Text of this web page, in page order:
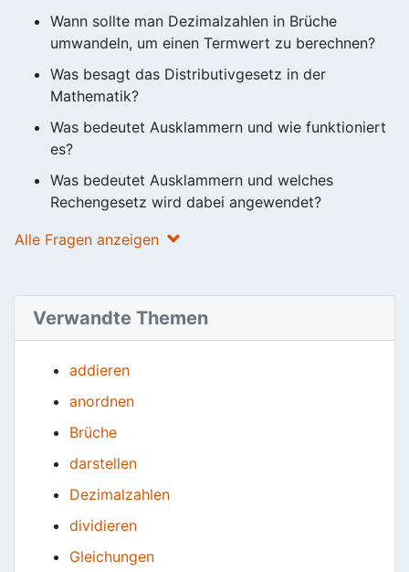
Wann sollte man Dezimalzahlen in Brüche
umwandeln, um einen Termwert zu berechnen?
Was besagt das Distributivgesetz in der
Mathematik?
Was bedeutet Ausklammern und wie funktioniert
es?
Was bedeutet Ausklammern und welches
Rechengesetz wird dabei angewendet?
Alle Fragen anzeigen
Verwandte Themen
addieren
anordnen
Brüche
darstellen
Dezimalzahlen
dividieren
Gleichungen